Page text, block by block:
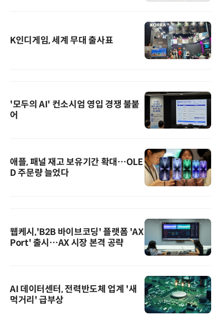
K인디게임, 세계 무대 출사표
'모두의 AI' 컨소시엄 영입 경쟁 불붙
어
애플, 패널 재고 보유기간 확대…OLE
D 주문량 늘었다
웹케시,'B2B 바이브코딩' 플랫폼 'AX
Port' 출시…AX 시장 본격 공략
AI 데이터센터, 전력반도체 업계 '새
먹거리' 급부상